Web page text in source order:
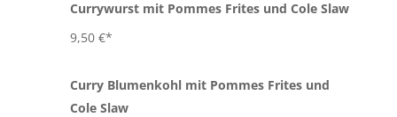
Currywurst mit Pommes Frites und Cole Slaw
9,50 €*
Curry Blumenkohl mit Pommes Frites und
Cole Slaw